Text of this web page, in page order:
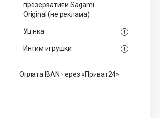
презервативи Sagami
Оriginal (не реклама)
Уцінка
Интим игрушки
Оплата IBAN через «Приват24»